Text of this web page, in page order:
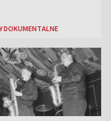
DOKUMENTALNE